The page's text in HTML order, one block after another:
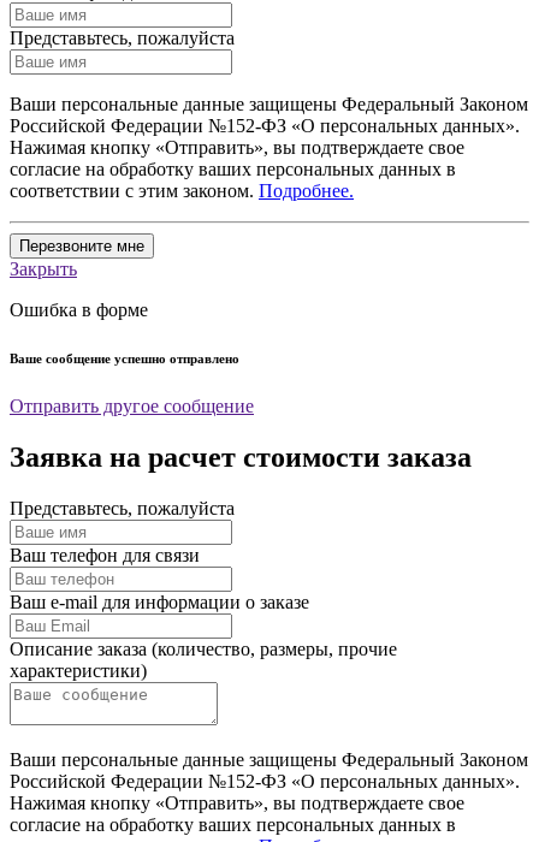
Представьтесь, пожалуйста
Ваши персональные данные защищены Федеральный Законом
Российской Федерации №152-ФЗ «О персональных данных».
Нажимая кнопку «Отправить», вы подтверждаете свое
согласие на обработку ваших персональных данных в
соответствии с этим законом. Подробнее.
Перезвоните мне
Закрыть
Ошибка в форме
Ваше сообщение успешно отправлено
Отправить другое сообщение
Заявка на расчет стоимости заказа
Представьтесь, пожалуйста
Ваш телефон для связи
Ваш e-mail для информации о заказе
Описание заказа (количество, размеры, прочие
характеристики)
Ваши персональные данные защищены Федеральный Законом
Российской Федерации №152-ФЗ «О персональных данных».
Нажимая кнопку «Отправить», вы подтверждаете свое
согласие на обработку ваших персональных данных в